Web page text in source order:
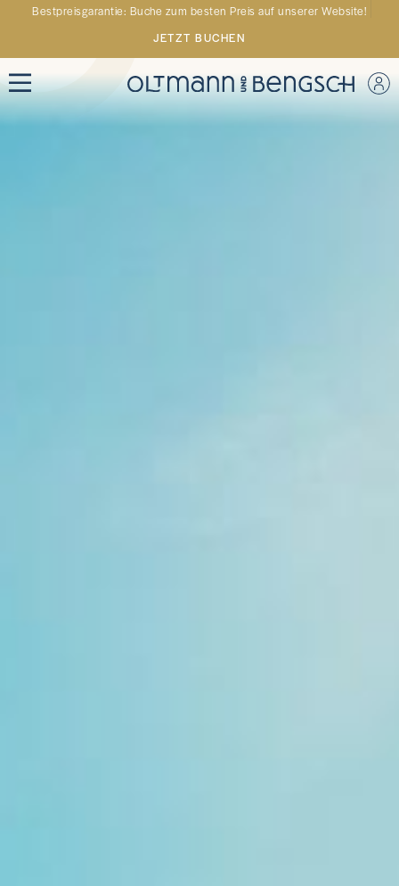
Bestpreisgarantie: Buche zum besten Preis auf unserer Website!
JETZT BUCHEN